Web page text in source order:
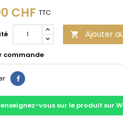
CHF TTC
 Ajouter
commande
Partager
vous sur le produit sur